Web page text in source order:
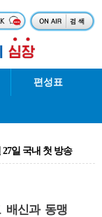
편성표
27일 국내 첫 방송
배신과 동맹